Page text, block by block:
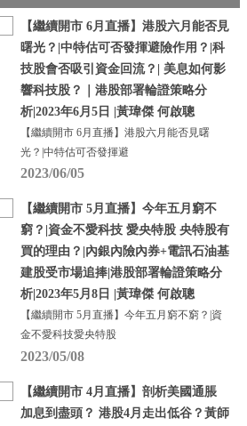
【繼續開市 6月直播】港股六月能否見
曙光？|中特估可否發揮避險作用？|科
技股會否吸引資金回流？| 美息如何影
響科技股？｜港股部署輪證策略分
析|2023年6月5日 |黃瑋傑 何啟聰
【繼續開市 6月直播】港股六月能否見曙
光？|中特估可否發揮避
2023/06/05
【繼續開市 5月直播】今年五月窮不
窮？|資金不愛科技 愛央特股 央特股有
買的理由？|內銀內險內券+電訊石油基
建股受市場追捧|港股部署輪證策略分
析|2023年5月8日 |黃瑋傑 何啟聰
【繼續開市 5月直播】今年五月窮不窮？|資
金不愛科技愛央特股
2023/05/08
【繼續開市 4月直播】剖析美國通脹
加息到盡頭？ 港股4月走出低谷？黃師